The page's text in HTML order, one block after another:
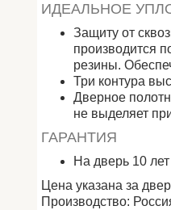
ИДЕАЛЬНОЕ
Защиту от
производится
резины.
Три контура
Дверное
не выделяет
ГАРАНТИЯ
На дверь 10 лет
Цена указана за
Производство: